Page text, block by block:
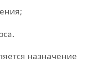
назначение